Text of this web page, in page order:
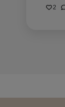
2